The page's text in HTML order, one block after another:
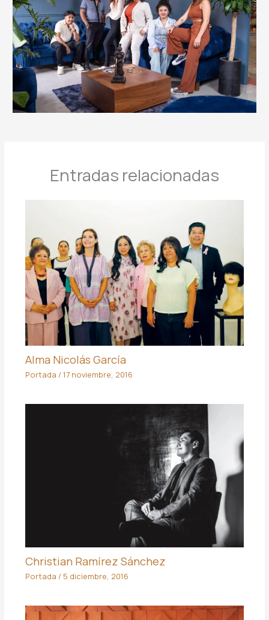
Entradas relacionadas
Alma Nicolás García
Portada / 17 noviembre, 2016
Christian Ramírez Sánchez
Portada / 5 diciembre, 2016